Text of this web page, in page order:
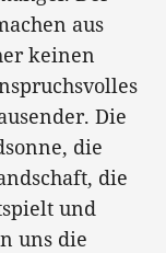
aus
keinen
Die
die
die
und
uns die